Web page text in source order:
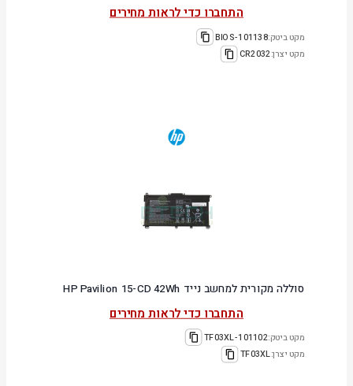
התחברו כדי לראות מחירים
מקט ביטק:101138-BIOS
מקט יצרן:CR2032
סוללה מקורית למחשב נייד HP Pavilion 15-CD 42Wh
התחברו כדי לראות מחירים
מקט ביטק:101102-TF03XL
מקט יצרן:TF03XL